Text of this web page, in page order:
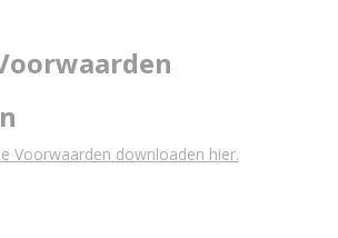
Voorwaarden downloaden hier.